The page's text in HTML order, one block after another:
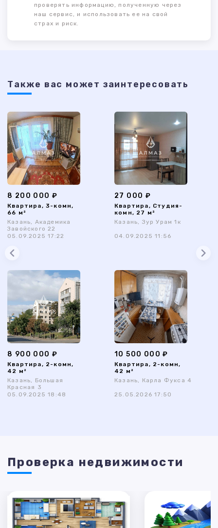
проверять информацию, полученную через
наш сервис, и использовать ее на свой
страх и риск.
Также ваc может заинтересовать
8 200 000 ₽
Квартира, 3-комн,
66 м²
Казань, Академика
Завойского 22
05.09.2025 17:22
27 000 ₽
Квартира, Студия-
комн, 27 м²
Казань, Зур Урам 1к
04.09.2025 11:56
8 900 000 ₽
Квартира, 2-комн,
42 м²
Казань, Большая
Красная 3
05.09.2025 18:48
10 500 000 ₽
Квартира, 2-комн,
42 м²
Казань, Карла Фукса 4
25.05.2026 17:50
Проверка недвижимости